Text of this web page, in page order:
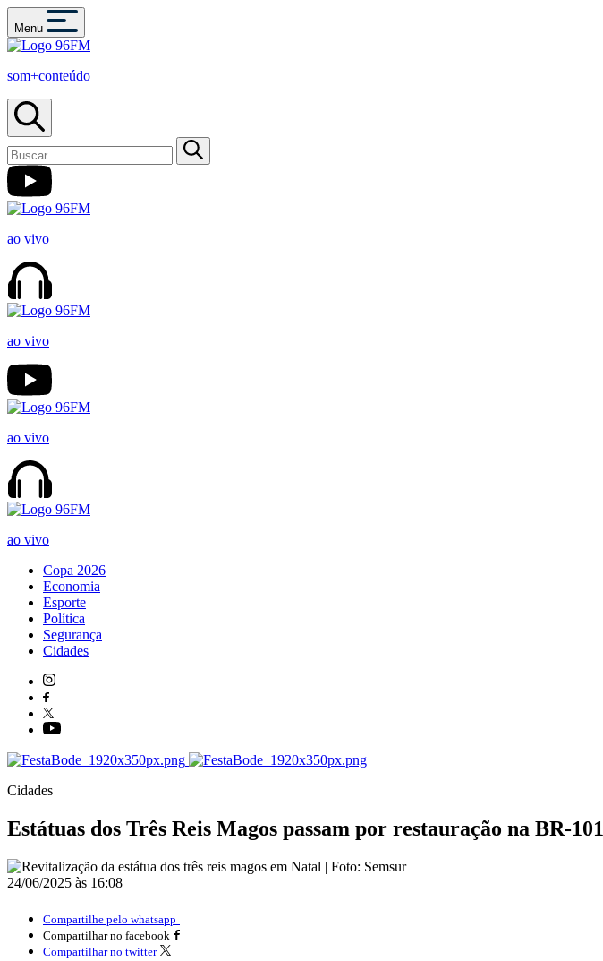
Menu
som+conteúdo
ao vivo
ao vivo
ao vivo
ao vivo
Copa 2026
Economia
Esporte
Política
Segurança
Cidades
Cidades
Estátuas dos Três Reis Magos passam por restauração na BR-101
24/06/2025 às 16:08
Compartilhe pelo whatsapp
Compartilhar no facebook
Compartilhar no twitter